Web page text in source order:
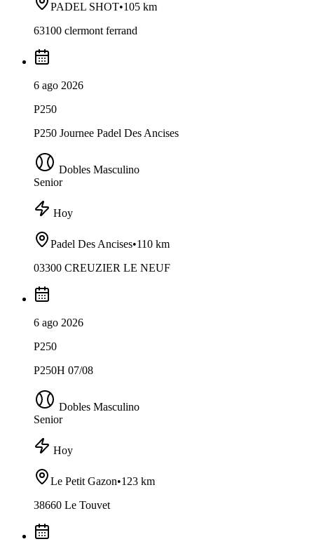
PADEL SHOT•105 km
63100 clermont ferrand
6 ago 2026
P250
P250 Journee Padel Des Ancises
Dobles Masculino
Senior
Hoy
Padel Des Ancises•110 km
03300 CREUZIER LE NEUF
6 ago 2026
P250
P250H 07/08
Dobles Masculino
Senior
Hoy
Le Petit Gazon•123 km
38660 Le Touvet